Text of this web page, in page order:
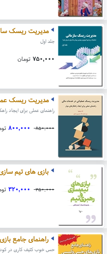
مدیریت ریسک
جلد اول
۷۵۰,۰۰۰ تومان
مدیریت ریسک
راهنمای عملی برای ایجاد
۸۵۰,۰۰۰ ۸۰۰,۰۰۰
بازی های تیم
۳۵۰,۰۰۰ ۳۲۰,۰۰۰
راهنمای جامع
حس خوب کثیف کاری در